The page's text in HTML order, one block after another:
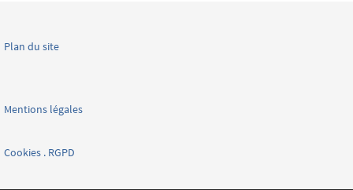
Plan du site
Mentions légales
Cookies . RGPD